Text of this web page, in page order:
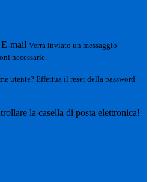
E-mail Verrà inviato un messaggio
necessarie.
utente? Effettua il reset della password
la casella di posta elettronica!